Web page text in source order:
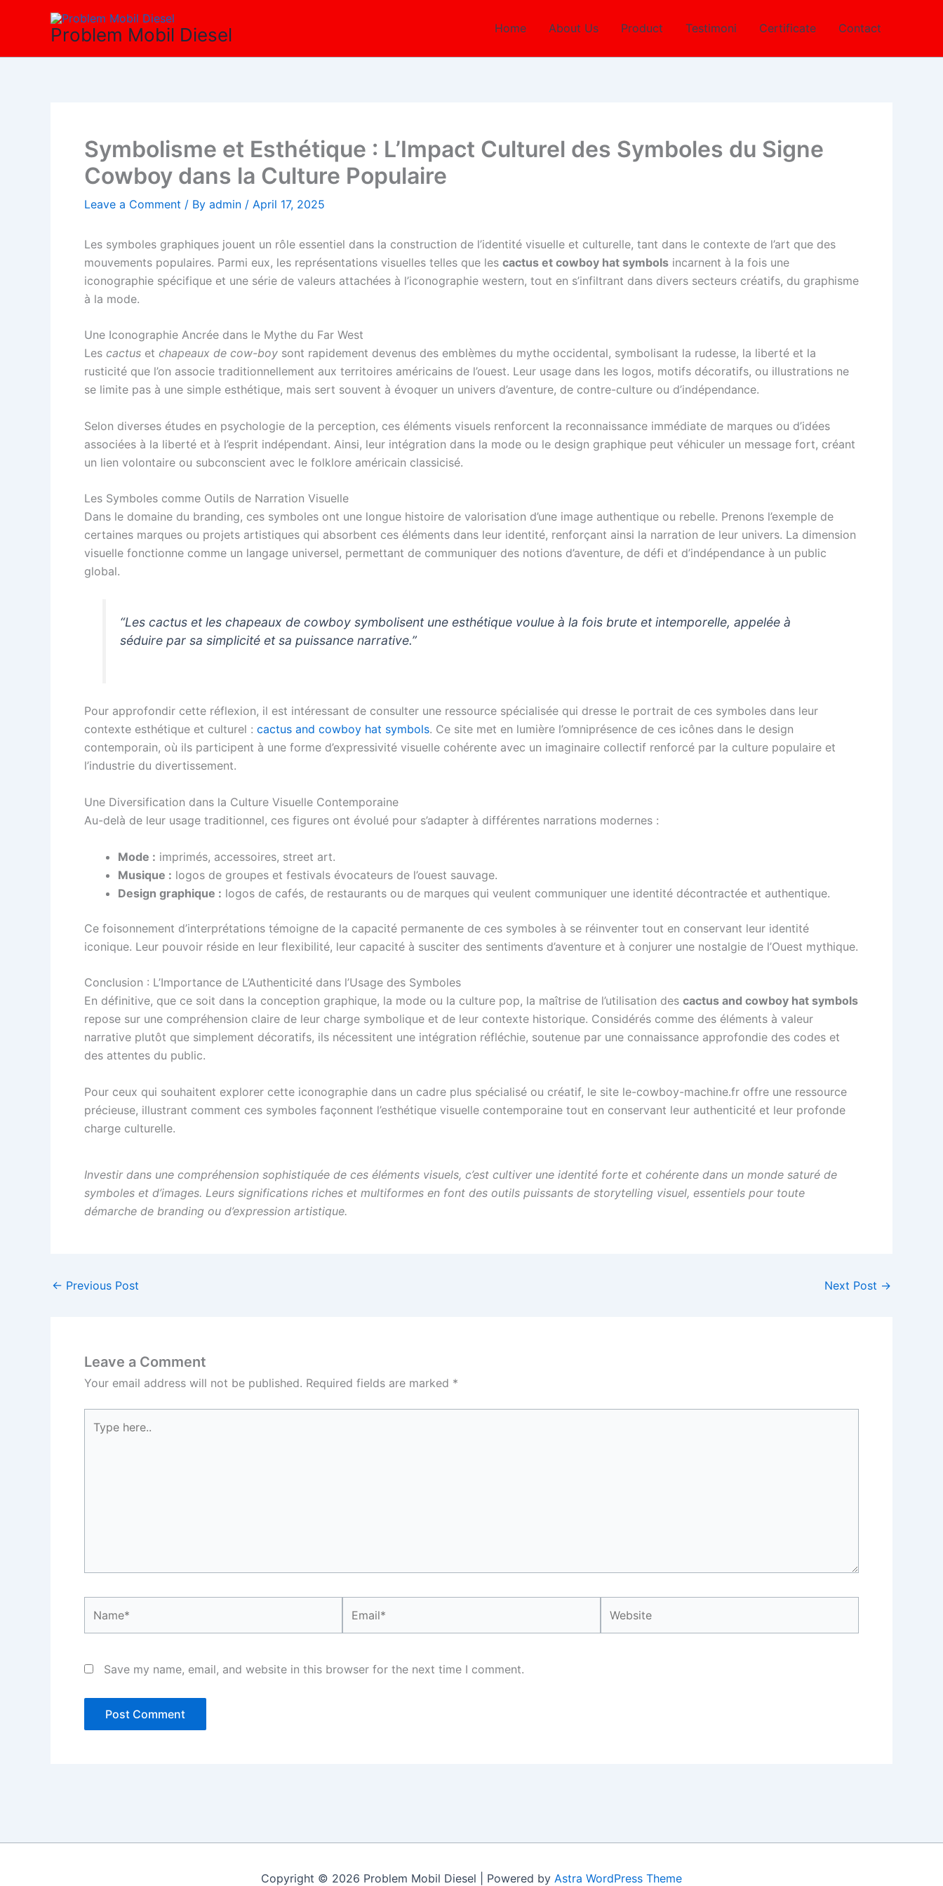
Problem Mobil Diesel Home About Us Product Testimoni Certificate Contact
Symbolisme et Esthétique : L’Impact Culturel des Symboles du Signe
Cowboy dans la Culture Populaire
Leave a Comment / By admin / April 17, 2025
Les symboles graphiques jouent un rôle essentiel dans la construction de l’identité visuelle et culturelle, tant dans le contexte de l’art que des
mouvements populaires. Parmi eux, les représentations visuelles telles que les cactus et cowboy hat symbols incarnent à la fois une
iconographie spécifique et une série de valeurs attachées à l’iconographie western, tout en s’infiltrant dans divers secteurs créatifs, du graphisme
à la mode.
Une Iconographie Ancrée dans le Mythe du Far West
Les cactus et chapeaux de cow-boy sont rapidement devenus des emblèmes du mythe occidental, symbolisant la rudesse, la liberté et la
rusticité que l’on associe traditionnellement aux territoires américains de l’ouest. Leur usage dans les logos, motifs décoratifs, ou illustrations ne
se limite pas à une simple esthétique, mais sert souvent à évoquer un univers d’aventure, de contre-culture ou d’indépendance.
Selon diverses études en psychologie de la perception, ces éléments visuels renforcent la reconnaissance immédiate de marques ou d’idées
associées à la liberté et à l’esprit indépendant. Ainsi, leur intégration dans la mode ou le design graphique peut véhiculer un message fort, créant
un lien volontaire ou subconscient avec le folklore américain classicisé.
Les Symboles comme Outils de Narration Visuelle
Dans le domaine du branding, ces symboles ont une longue histoire de valorisation d’une image authentique ou rebelle. Prenons l’exemple de
certaines marques ou projets artistiques qui absorbent ces éléments dans leur identité, renforçant ainsi la narration de leur univers. La dimension
visuelle fonctionne comme un langage universel, permettant de communiquer des notions d’aventure, de défi et d’indépendance à un public
global.
“Les cactus et les chapeaux de cowboy symbolisent une esthétique voulue à la fois brute et intemporelle, appelée à
séduire par sa simplicité et sa puissance narrative.”
Pour approfondir cette réflexion, il est intéressant de consulter une ressource spécialisée qui dresse le portrait de ces symboles dans leur
contexte esthétique et culturel : cactus and cowboy hat symbols. Ce site met en lumière l’omniprésence de ces icônes dans le design
contemporain, où ils participent à une forme d’expressivité visuelle cohérente avec un imaginaire collectif renforcé par la culture populaire et
l’industrie du divertissement.
Une Diversification dans la Culture Visuelle Contemporaine
Au-delà de leur usage traditionnel, ces figures ont évolué pour s’adapter à différentes narrations modernes :
Mode : imprimés, accessoires, street art.
Musique : logos de groupes et festivals évocateurs de l’ouest sauvage.
Design graphique : logos de cafés, de restaurants ou de marques qui veulent communiquer une identité décontractée et authentique.
Ce foisonnement d’interprétations témoigne de la capacité permanente de ces symboles à se réinventer tout en conservant leur identité
iconique. Leur pouvoir réside en leur flexibilité, leur capacité à susciter des sentiments d’aventure et à conjurer une nostalgie de l’Ouest mythique.
Conclusion : L’Importance de L’Authenticité dans l’Usage des Symboles
En définitive, que ce soit dans la conception graphique, la mode ou la culture pop, la maîtrise de l’utilisation des cactus and cowboy hat symbols
repose sur une compréhension claire de leur charge symbolique et de leur contexte historique. Considérés comme des éléments à valeur
narrative plutôt que simplement décoratifs, ils nécessitent une intégration réfléchie, soutenue par une connaissance approfondie des codes et
des attentes du public.
Pour ceux qui souhaitent explorer cette iconographie dans un cadre plus spécialisé ou créatif, le site le-cowboy-machine.fr offre une ressource
précieuse, illustrant comment ces symboles façonnent l’esthétique visuelle contemporaine tout en conservant leur authenticité et leur profonde
charge culturelle.
Investir dans une compréhension sophistiquée de ces éléments visuels, c’est cultiver une identité forte et cohérente dans un monde saturé de
symboles et d’images. Leurs significations riches et multiformes en font des outils puissants de storytelling visuel, essentiels pour toute
démarche de branding ou d’expression artistique.
← Previous Post Next Post →
Leave a Comment
Your email address will not be published. Required fields are marked *
here..
Save my name, email, and website in this browser for the next time I comment.
Copyright © 2026 Problem Mobil Diesel | Powered by Astra WordPress Theme